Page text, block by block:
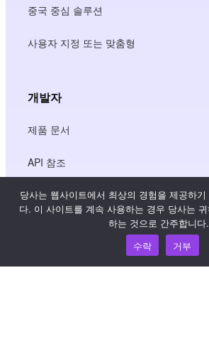
중국 중심 솔루션
사용자 지정 또는 맞춤형
개발자
제품 문서
API 참조
JS SDK 참조
당사는 웹사이트에서 최상의 경험을 제공하
다. 이 사이트를 계속 사용하는 경우 당사는
하는 것으로 간주합니다.
수락
거부